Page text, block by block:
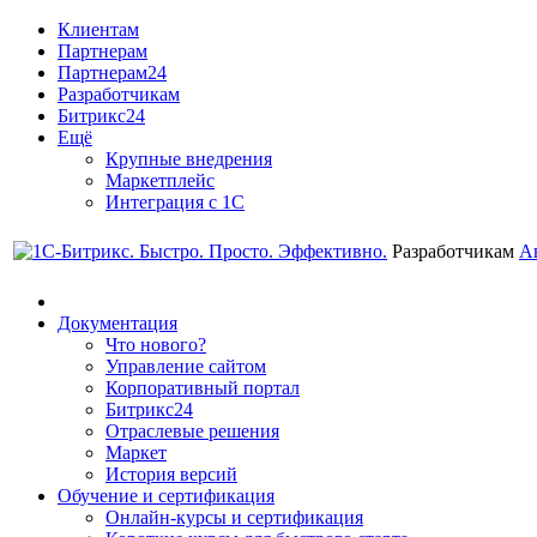
Клиентам
Партнерам
Партнерам24
Разработчикам
Битрикс24
Ещё
Крупные внедрения
Маркетплейс
Интеграция с 1С
Разработчикам
Документация
Что нового?
Управление сайтом
Корпоративный портал
Битрикс24
Отраслевые решения
Маркет
История версий
Обучение и сертификация
Онлайн-курсы и сертификация